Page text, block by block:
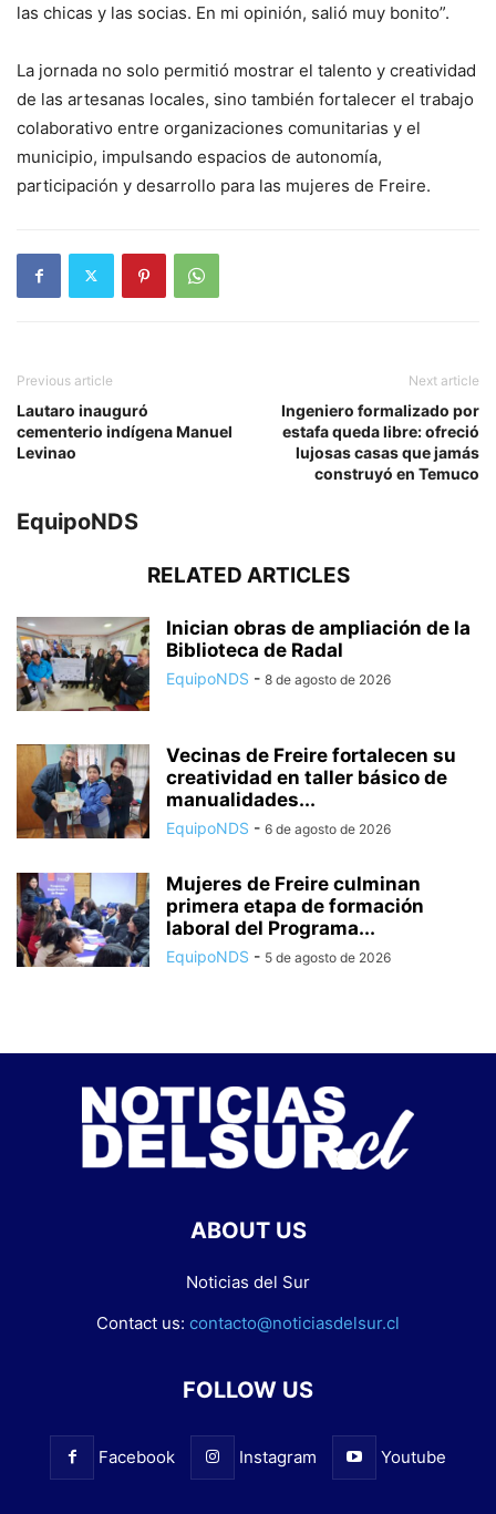
las chicas y las socias. En mi opinión, salió muy bonito”.
La jornada no solo permitió mostrar el talento y creatividad
de las artesanas locales, sino también fortalecer el trabajo
colaborativo entre organizaciones comunitarias y el
municipio, impulsando espacios de autonomía,
participación y desarrollo para las mujeres de Freire.
Previous article
Lautaro inauguró
cementerio indígena Manuel
Levinao
Next article
Ingeniero formalizado por
estafa queda libre: ofreció
lujosas casas que jamás
construyó en Temuco
EquipoNDS
RELATED ARTICLES
Inician obras de ampliación de la
Biblioteca de Radal
EquipoNDS - 8 de agosto de 2026
Vecinas de Freire fortalecen su
creatividad en taller básico de
manualidades...
EquipoNDS - 6 de agosto de 2026
Mujeres de Freire culminan
primera etapa de formación
laboral del Programa...
EquipoNDS - 5 de agosto de 2026
ABOUT US
Noticias del Sur
Contact us: contacto@noticiasdelsur.cl
FOLLOW US
Facebook Instagram Youtube